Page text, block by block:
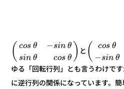
( cos θ
sin θ
−sin θ
cos θ ) と ( cos θ
−sin θ
ゆる「回転行列」とも言うわけで
に逆行列の関係になっています。